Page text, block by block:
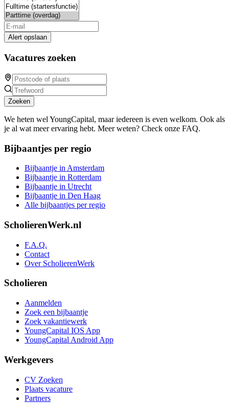
Alert opslaan
Vacatures zoeken
Zoeken
We heten wel YoungCapital, maar iedereen is even welkom. Ook als
je al wat meer ervaring hebt. Meer weten? Check onze FAQ.
Bijbaantjes per regio
Bijbaantje in Amsterdam
Bijbaantje in Rotterdam
Bijbaantje in Utrecht
Bijbaantje in Den Haag
Alle bijbaantjes per regio
ScholierenWerk.nl
F.A.Q.
Contact
Over ScholierenWerk
Scholieren
Aanmelden
Zoek een bijbaantje
Zoek vakantiewerk
YoungCapital IOS App
YoungCapital Android App
Werkgevers
CV Zoeken
Plaats vacature
Partners